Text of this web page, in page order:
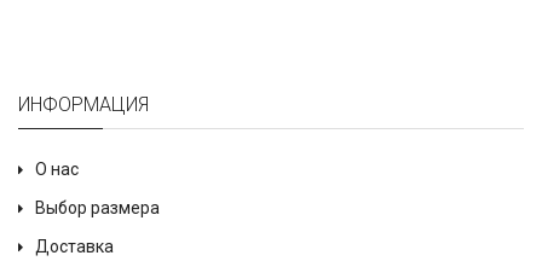
ИНФОРМАЦИЯ
О нас
Выбор размера
Доставка